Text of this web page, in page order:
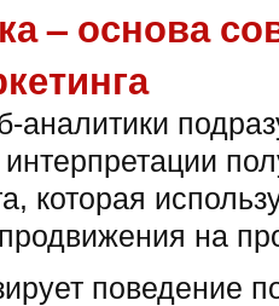
– основа
аналитики
которая
на
поведение